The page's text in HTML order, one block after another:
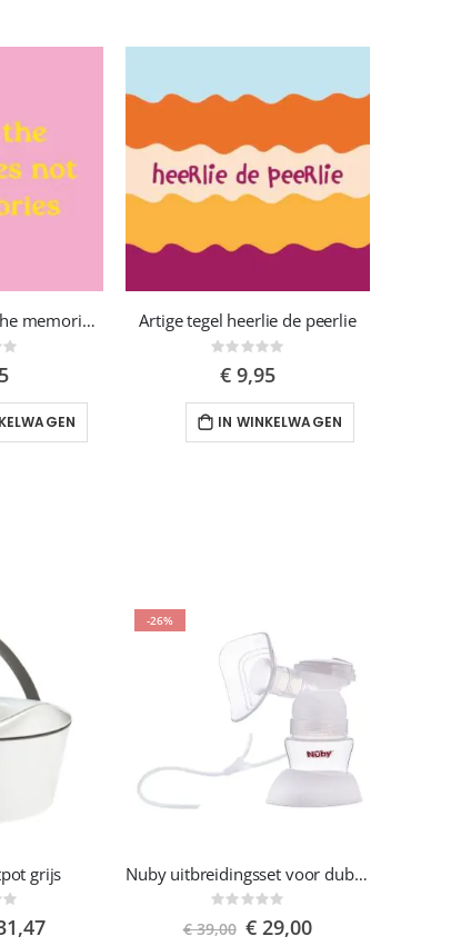
tegel good vibes only
IN WINKELWAGEN IN WINKELWAGEN
grijs
-26%
Nuby uitbreidingsset voor dubbele elektrische borstkolf
Rating:
€ 39,00 Speciale
prijs
€ 29,00